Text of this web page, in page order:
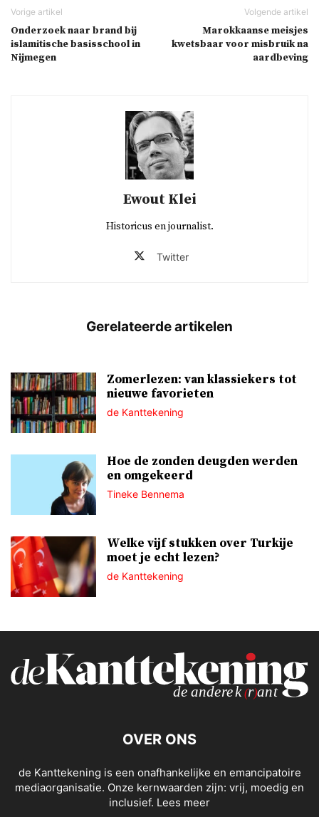
Onderzoek naar brand bij
islamitische basisschool in
Nijmegen
Marokkaanse meisjes
kwetsbaar voor misbruik na
aardbeving
Ewout Klei
Historicus en journalist.
Twitter
Zomerlezen: van klassiekers tot
nieuwe favorieten
de Kanttekening
Hoe de zonden deugden werden
en omgekeerd
Tineke Bennema
Welke vijf stukken over Turkije
moet je echt lezen?
de Kanttekening
OVER ONS
de Kanttekening is een onafhankelijke en emancipatoire
mediaorganisatie. Onze kernwaarden zijn: vrij, moedig en
inclusief. Lees meer